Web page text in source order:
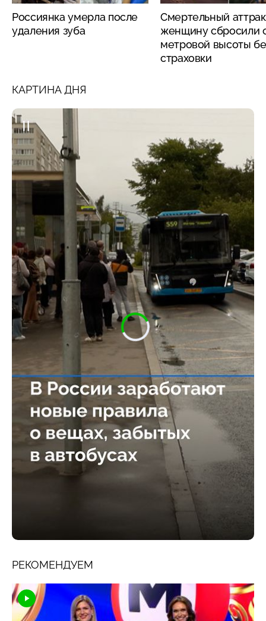
Россиянка умерла после
удаления зуба
Смертельный
женщину сбросили
метровой высоты
страховки
КАРТИНА ДНЯ
РЕКОМЕНДУЕМ